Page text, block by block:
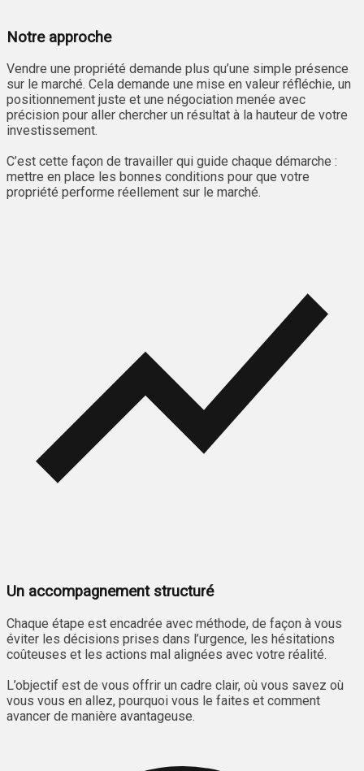
Notre approche
Vendre une propriété demande plus qu’une simple présence
sur le marché. Cela demande une mise en valeur réfléchie, un
positionnement juste et une négociation menée avec
précision pour aller chercher un résultat à la hauteur de votre
investissement.
C’est cette façon de travailler qui guide chaque démarche :
mettre en place les bonnes conditions pour que votre
propriété performe réellement sur le marché.
Un accompagnement structuré
Chaque étape est encadrée avec méthode, de façon à vous
éviter les décisions prises dans l’urgence, les hésitations
coûteuses et les actions mal alignées avec votre réalité.
L’objectif est de vous offrir un cadre clair, où vous savez où
vous vous en allez, pourquoi vous le faites et comment
avancer de manière avantageuse.